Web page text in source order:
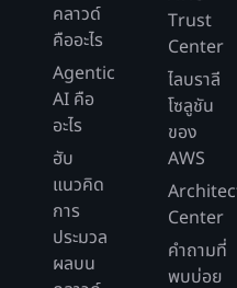
คลาวด์
คืออะไร
Agentic
AI คือ
อะไร
ฮับ
แนวคิด
การ
ประมวล
ผลบน
Trust
Center
ไลบราลี
โซลูชัน
ของ
AWS
Center
คำถามที่
พบบ่อย